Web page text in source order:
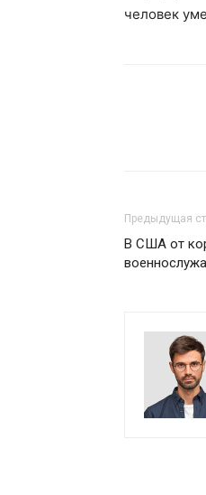
человек
Предыдущая
В США от